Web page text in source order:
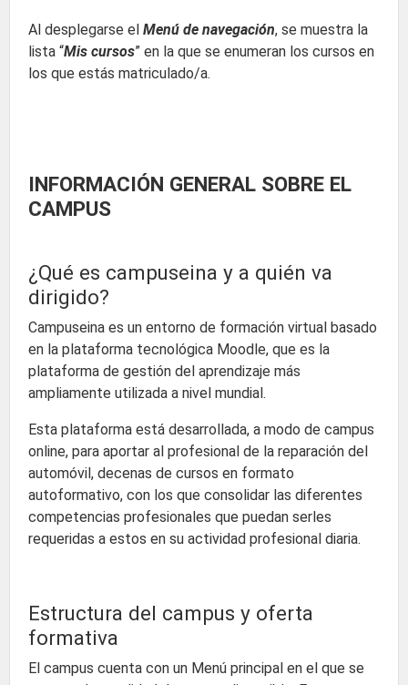
Al desplegarse el Menú de navegación, se muestra la
lista “Mis cursos” en la que se enumeran los cursos en
los que estás matriculado/a.
INFORMACIÓN GENERAL SOBRE EL
CAMPUS
¿Qué es campuseina y a quién va
dirigido?
Campuseina es un entorno de formación virtual basado
en la plataforma tecnológica Moodle, que es la
plataforma de gestión del aprendizaje más
ampliamente utilizada a nivel mundial.
Esta plataforma está desarrollada, a modo de campus
online, para aportar al profesional de la reparación del
automóvil, decenas de cursos en formato
autoformativo, con los que consolidar las diferentes
competencias profesionales que puedan serles
requeridas a estos en su actividad profesional diaria.
Estructura del campus y oferta
formativa
El campus cuenta con un Menú principal en el que se